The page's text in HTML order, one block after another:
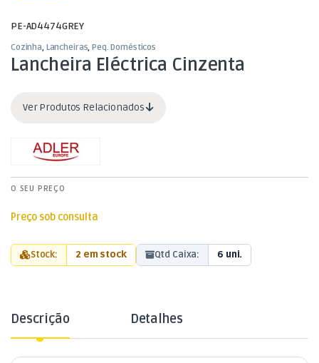
PE-AD4474GREY
Cozinha, Lancheiras,Peq. Domésticos
Lancheira Eléctrica Cinzenta
Ver Produtos Relacionados
O SEU PREÇO
Preço sob consulta
Stock: 2 em stock Qtd Caixa: 6 uni.
Descrição Detalhes